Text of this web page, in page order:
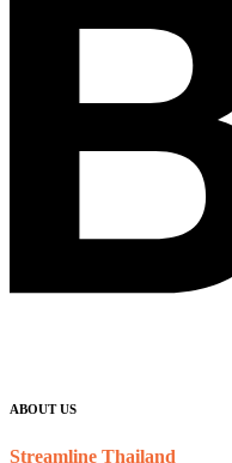
ABOUT US
Streamline Thailand